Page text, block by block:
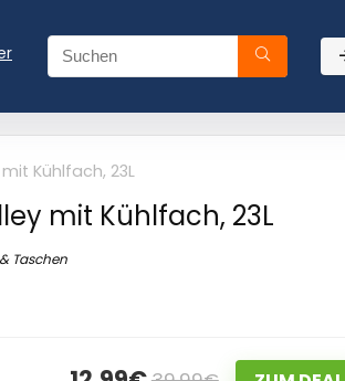
Kühlfach, 23L
mit Kühlfach, 23L
Taschen